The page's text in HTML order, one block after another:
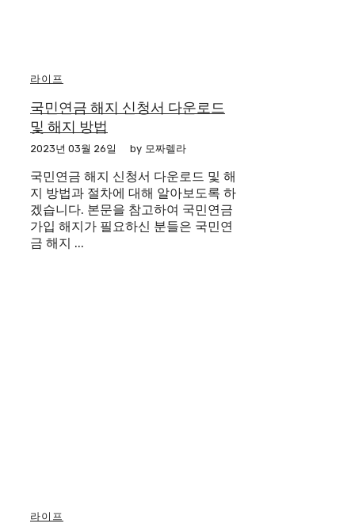
라이프
국민연금 해지 신청서 다운로드
및 해지 방법
2023년 03월 26일 by 모짜렐라
국민연금 해지 신청서 다운로드 및 해
지 방법과 절차에 대해 알아보도록 하
겠습니다. 본문을 참고하여 국민연금
가입 해지가 필요하신 분들은 국민연
금 해지 ...
라이프